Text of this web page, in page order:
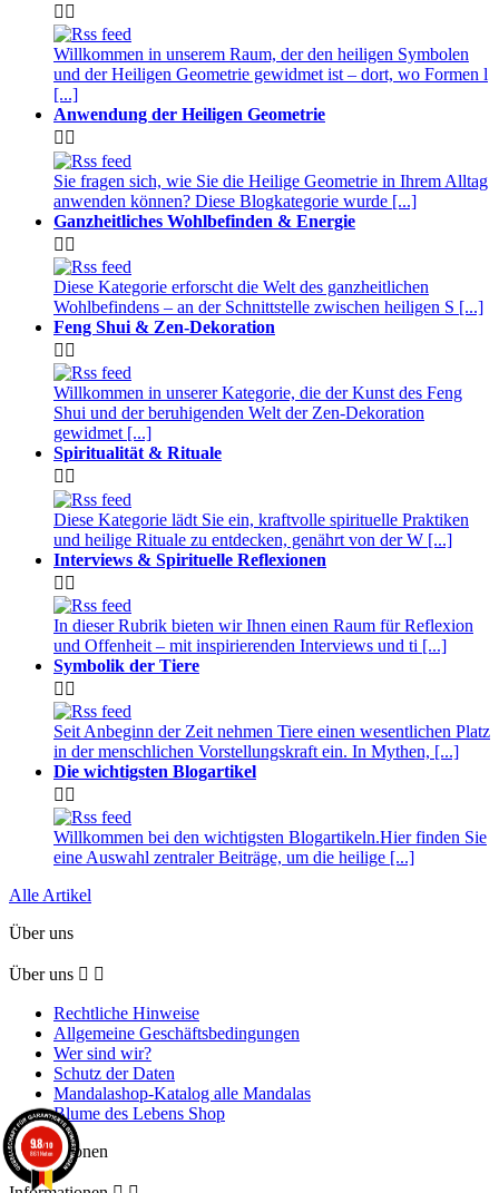
 
Willkommen in unserem Raum, der den heiligen Symbolen
und der Heiligen Geometrie gewidmet ist – dort, wo Formen l
[...]
Anwendung der Heiligen Geometrie
 
Sie fragen sich, wie Sie die Heilige Geometrie in Ihrem Alltag
anwenden können? Diese Blogkategorie wurde [...]
Ganzheitliches Wohlbefinden & Energie
 
Diese Kategorie erforscht die Welt des ganzheitlichen
Wohlbefindens – an der Schnittstelle zwischen heiligen S [...]
Feng Shui & Zen-Dekoration
 
Willkommen in unserer Kategorie, die der Kunst des Feng
Shui und der beruhigenden Welt der Zen-Dekoration
gewidmet [...]
Spiritualität & Rituale
 
Diese Kategorie lädt Sie ein, kraftvolle spirituelle Praktiken
und heilige Rituale zu entdecken, genährt von der W [...]
Interviews & Spirituelle Reflexionen
 
In dieser Rubrik bieten wir Ihnen einen Raum für Reflexion
und Offenheit – mit inspirierenden Interviews und ti [...]
Symbolik der Tiere
 
Seit Anbeginn der Zeit nehmen Tiere einen wesentlichen Platz
in der menschlichen Vorstellungskraft ein. In Mythen, [...]
Die wichtigsten Blogartikel
 
Willkommen bei den wichtigsten Blogartikeln.Hier finden Sie
eine Auswahl zentraler Beiträge, um die heilige [...]
Alle Artikel
Über uns
Über uns  
Rechtliche Hinweise
Allgemeine Geschäftsbedingungen
Wer sind wir?
Schutz der Daten
Mandalashop-Katalog alle Mandalas
Blume des Lebens Shop
Informationen
9.8/10
861 Noten